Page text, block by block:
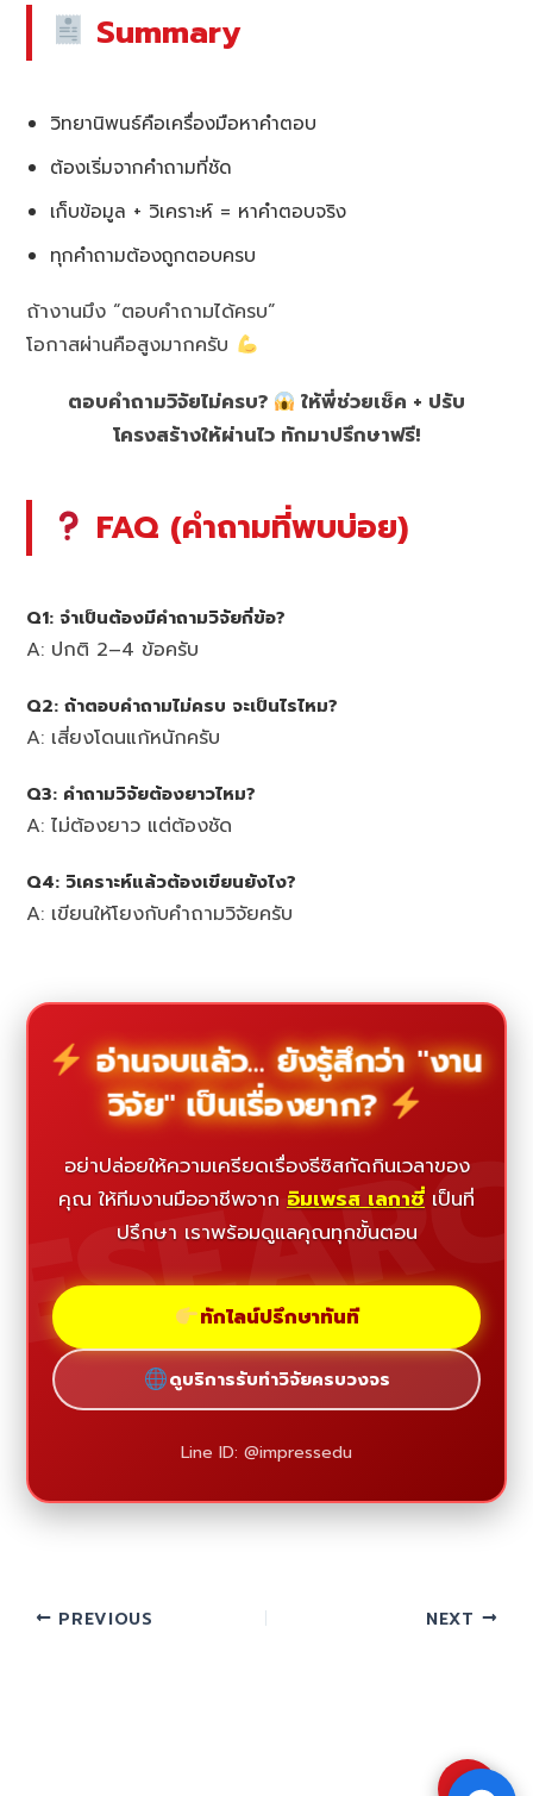
Summary
วิทยานิพนธ์คือเครื่องมือหาคำตอบ
ต้องเริ่มจากคำถามที่ชัด
เก็บข้อมูล + วิเคราะห์ = หาคำตอบจริง
ทุกคำถามต้องถูกตอบครบ
ถ้างานมึง “ตอบคำถามได้ครบ”
โอกาสผ่านคือสูงมากครับ
ตอบคำถามวิจัยไม่ครบ?
ให้พี่ช่วยเช็ค + ปรับ
โครงสร้างให้ผ่านไว ทักมาปรึกษาฟรี!
FAQ (คำถามที่พบบ่อย)
Q1: จำเป็นต้องมีคำถามวิจัยกี่ข้อ?
A: ปกติ 2–4 ข้อครับ
Q2: ถ้าตอบคำถามไม่ครบ จะเป็นไรไหม?
A: เสี่ยงโดนแก้หนักครับ
Q3: คำถามวิจัยต้องยาวไหม?
A: ไม่ต้องยาว แต่ต้องชัด
Q4: วิเคราะห์แล้วต้องเขียนยังไง?
A: เขียนให้โยงกับคำถามวิจัยครับ
อ่านจบแล้ว... ยังรู้สึกว่า "งาน
วิจัย" เป็นเรื่องยาก?
อย่าปล่อยให้ความเครียดเรื่องธีซิสกัดกินเวลาของ
คุณ ให้ทีมงานมืออาชีพจาก อิมเพรส เลกาซี่ เป็นที่
ปรึกษา เราพร้อมดูแลคุณทุกขั้นตอน
ทักไลน์ปรึกษาทันที
ดูบริการรับทำวิจัยครบวงจร
Line ID: @impressedu
PREVIOUS NEXT
⇧